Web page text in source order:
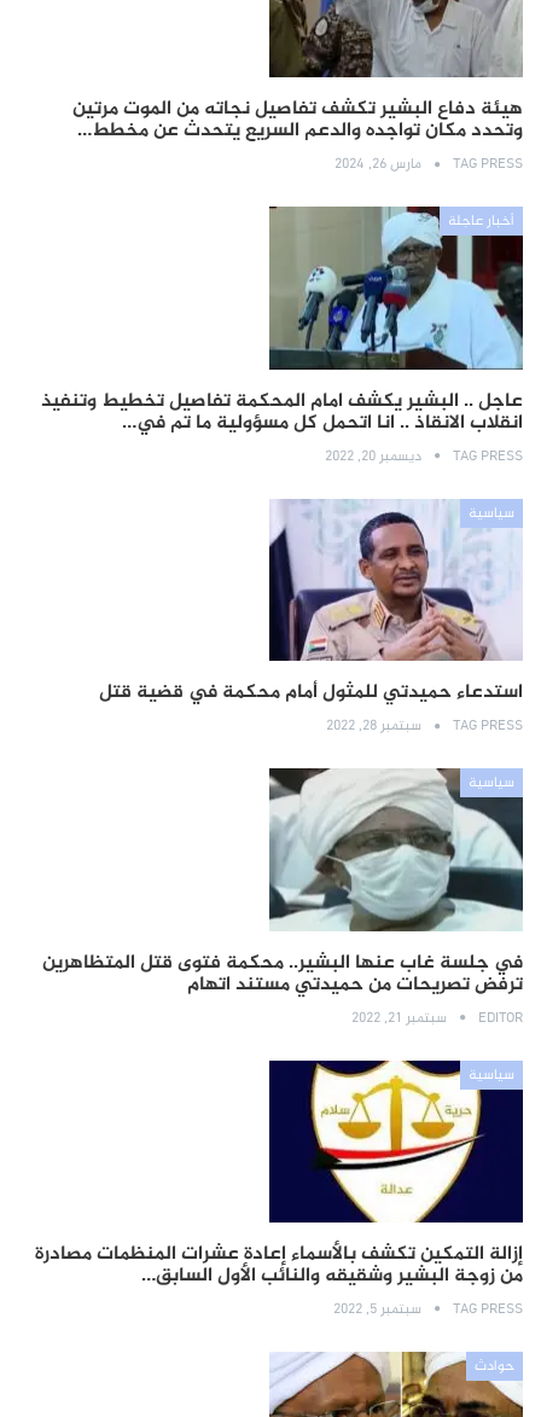
هيئة دفاع البشير تكشف تفاصيل نجاته من الموت مرتين
وتحدد مكان تواجده والدعم السريع يتحدث عن مخطط…
TAG PRESS مارس 26, 2024
أخبار عاجلة
عاجل .. البشير يكشف امام المحكمة تفاصيل تخطيط وتنفيذ
انقلاب الانقاذ .. انا اتحمل كل مسؤولية ما تم في…
TAG PRESS ديسمبر 20, 2022
سياسية
استدعاء حميدتي للمثول أمام محكمة في قضية قتل
TAG PRESS سبتمبر 28, 2022
سياسية
في جلسة غاب عنها البشير.. محكمة فتوى قتل المتظاهرين
ترفض تصريحات من حميدتي مستند اتهام
EDITOR سبتمبر 21, 2022
سياسية
إزالة التمكين تكشف بالأسماء إعادة عشرات المنظمات مصادرة
من زوجة البشير وشقيقه والنائب الأول السابق…
TAG PRESS سبتمبر 5, 2022
حوادث